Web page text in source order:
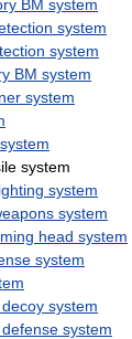
BM system
system
system
BM system
system
system
system
system
head system
system
system
system